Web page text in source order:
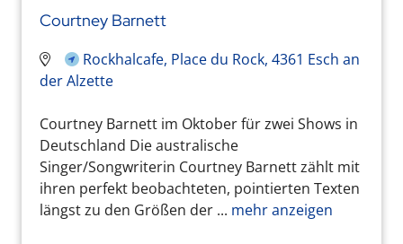
Courtney Barnett
Rockhalcafe, Place du Rock, 4361 Esch an
der Alzette
Courtney Barnett im Oktober für zwei Shows in
Deutschland Die australische
Singer/Songwriterin Courtney Barnett zählt mit
ihren perfekt beobachteten, pointierten Texten
längst zu den Größen der ... mehr anzeigen